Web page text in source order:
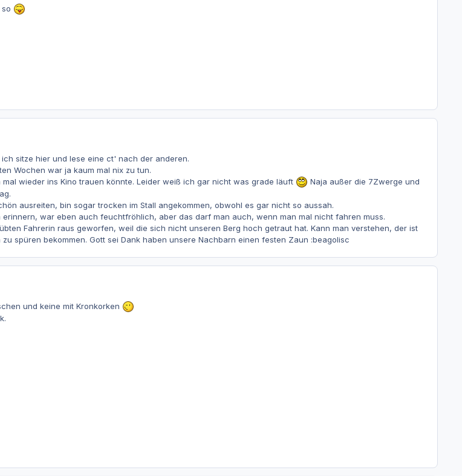
sitze hier und lese eine ct' nach der anderen.
Wochen war ja kaum mal nix zu tun.
wieder ins Kino trauen könnte. Leider weiß ich gar nicht was grade läuft
Naja außer die 7Zwerge und
ausreiten, bin sogar trocken im Stall angekommen, obwohl es gar nicht so aussah.
war eben auch feuchtfröhlich, aber das darf man auch, wenn man mal nicht fahren muss.
Fahrerin raus geworfen, weil die sich nicht unseren Berg hoch getraut hat. Kann man verstehen, der ist
spüren bekommen. Gott sei Dank haben unsere Nachbarn einen festen Zaun :beagolisc
und keine mit Kronkorken